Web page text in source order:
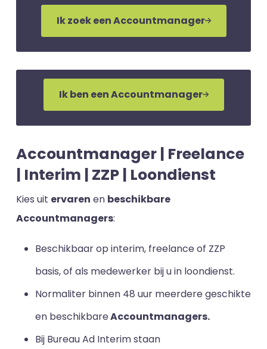
Ik zoek een Accountmanager
Ik ben een Accountmanager
Accountmanager | Freelance
| Interim | ZZP | Loondienst
Kies uit ervaren en beschikbare
Accountmanagers:
Beschikbaar op interim, freelance of ZZP
basis, of als medewerker bij u in loondienst.
Normaliter binnen 48 uur meerdere geschikte
en beschikbareAccountmanagers.
Bij Bureau Ad Interim staan